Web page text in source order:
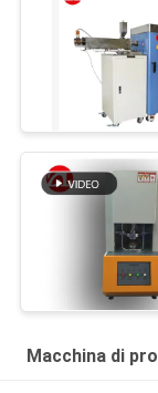
Macchina di